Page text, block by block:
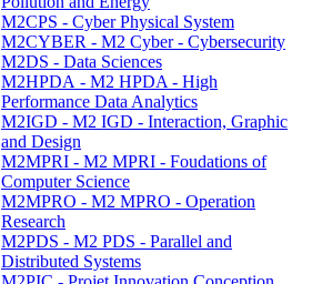
M2CPS - Cyber Physical System
M2CYBER - M2 Cyber - Cybersecurity
M2DS - Data Sciences
M2HPDA - M2 HPDA - High
Performance Data Analytics
M2IGD - M2 IGD - Interaction, Graphic
and Design
M2MPRI - M2 MPRI - Foudations of
Computer Science
M2MPRO - M2 MPRO - Operation
Research
M2PDS - M2 PDS - Parallel and
Distributed Systems